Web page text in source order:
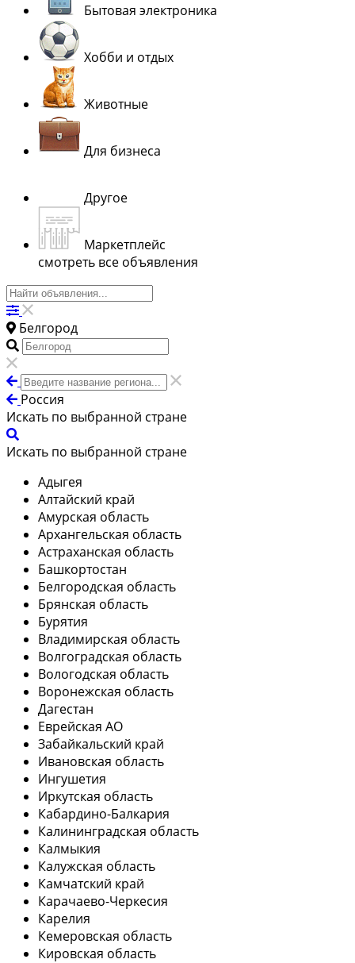
Бытовая электроника
Хобби и отдых
Животные
Для бизнеса
Другое
Маркетплейс
смотреть все объявления
Белгород
Россия
Искать по выбранной стране
Искать по выбранной стране
Адыгея
Алтайский край
Амурская область
Архангельская область
Астраханская область
Башкортостан
Белгородская область
Брянская область
Бурятия
Владимирская область
Волгоградская область
Вологодская область
Воронежская область
Дагестан
Еврейская АО
Забайкальский край
Ивановская область
Ингушетия
Иркутская область
Кабардино-Балкария
Калининградская область
Калмыкия
Калужская область
Камчатский край
Карачаево-Черкесия
Карелия
Кемеровская область
Кировская область